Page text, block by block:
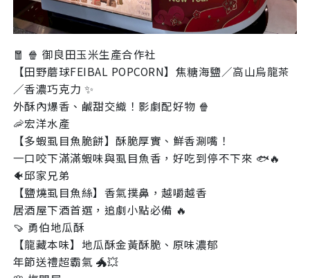
🧧 🍿 御良田玉米生產合作社
【田野蘑球FEIBAL POPCORN】焦糖海鹽／高山烏龍茶
／香濃巧克力 ✨
外酥內爆香、鹹甜交織！影劇配好物 🍿
🦐宏洋水產
【多蝦虱目魚脆餅】酥脆厚實、鮮香涮嘴！
一口咬下滿滿蝦味與虱目魚香，好吃到停不下來 🐟🔥
🐠邱家兄弟
【鹽燒虱目魚絲】香氣撲鼻，越嚼越香
居酒屋下酒首選，追劇小點必備 🔥
🍠 勇伯地瓜酥
【龍藏本味】地瓜酥金黃酥脆、原味濃郁
年節送禮超霸氣 🐲💥